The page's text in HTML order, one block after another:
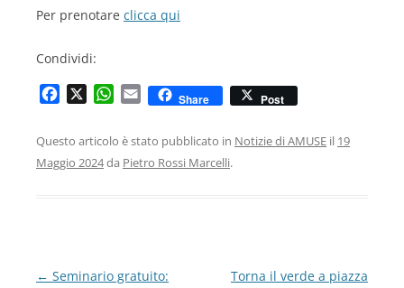
Per prenotare clicca qui
Condividi:
c
e
b
W
s
E
a
l
Share Post
Questo articolo è stato pubblicato in Notizie di AMUSE il 19
Maggio 2024da Pietro Rossi Marcelli.
Navigazione
← Seminario gratuito:
Torna il verde a piazza